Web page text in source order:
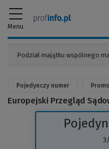
Menu
Pojedynczy numer
Europejski Przegląd